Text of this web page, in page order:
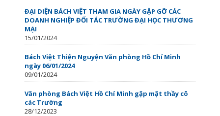
ĐẠI DIỆN BÁCH VIỆT THAM GIA NGÀY GẶP GỠ CÁC
DOANH NGHIỆP ĐỐI TÁC TRƯỜNG ĐẠI HỌC THƯƠNG
MẠI
15/01/2024
Bách Việt Thiện Nguyện Văn phòng Hồ Chí Minh
ngày 06/01/2024
09/01/2024
Văn phòng Bách Việt Hồ Chí Minh gặp mặt thầy cô
các Trường
28/12/2023